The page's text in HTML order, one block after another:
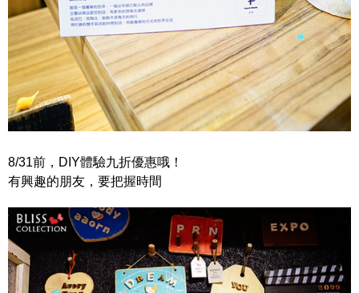
8/31前，DIY體驗九折優惠哦！
有興趣的朋友，要把握時間